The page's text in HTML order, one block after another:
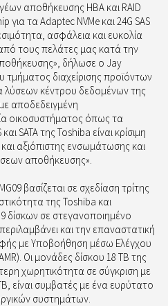
αποθήκευσης HBA και RAID
για τα Adaptec NVMe και 24G SAS
ασφάλεια και ευκολία
τους πελάτες μας κατά την
δήλωσε ο Jay
διαχείρισης προϊόντων
λύσεων κέντρου δεδομένων της
αποδεδειγμένη
οικοσυστήματος όπως τα
SATA της Toshiba είναι κρίσιμη
αξιόπιστης ενσωμάτωσης και
αποθήκευσης».
βασίζεται σε σχεδίαση τρίτης
της Toshiba και
δίσκων σε στεγανοποιημένο
και την επαναστατική
με Υποβοήθηση μέσω Ελέγχου
Οι μονάδες δίσκου 18 TB της
χωρητικότητα σε σύγκριση με
είναι συμβατές με ένα ευρύτατο
συστημάτων.